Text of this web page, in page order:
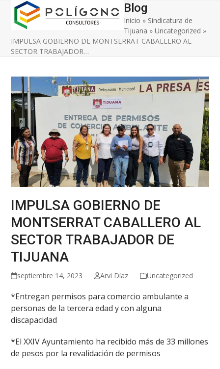
Skip
content
Open
mobile
menu
Close
mobile
menu
Blog
Inicio » Sindicatura de
Tijuana »Uncategorized »
IMPULSA GOBIERNO DE MONTSERRAT CABALLERO AL
SECTOR TRABAJADOR…
IMPULSA GOBIERNO DE
MONTSERRAT CABALLERO AL
SECTOR TRABAJADOR DE
TIJUANA
septiembre 14, 2023 Arvi Díaz Uncategorized
*Entregan permisos para comercio ambulante a
personas de la tercera edad y con alguna
discapacidad
*El XXIV Ayuntamiento ha recibido más de 33 millones
de pesos por la revalidación de permisos